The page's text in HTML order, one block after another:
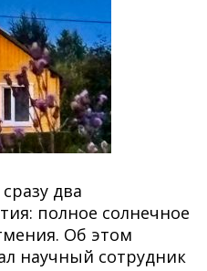
два
полное солнечное
Об этом
научный сотрудник